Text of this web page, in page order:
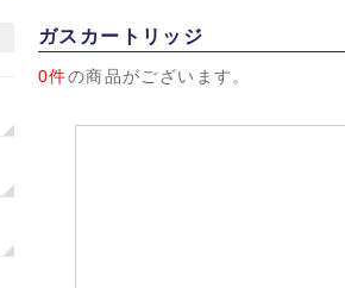
ガスカートリッジ
0件の商品がございます。